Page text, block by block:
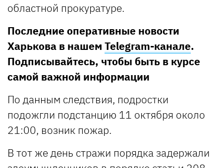
областной прокуратуре.
Последние оперативные новости
Харькова в нашем Telegram-канале.
Подписывайтесь, чтобы быть в курсе
самой важной информации
По данным следствия, подростки
подожгли подстанцию 11 октября около
21:00, возник пожар.
В тот же день стражи порядка задержали